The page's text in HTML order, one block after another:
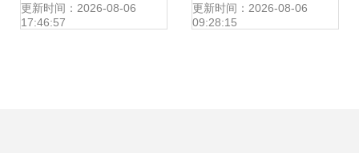
术与科技的跨界创
更新时间：2026-08-06
17:46:57
务为例
更新时间：2026-08-06
09:28:15